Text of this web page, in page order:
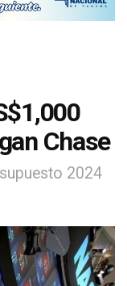
Chase
2024